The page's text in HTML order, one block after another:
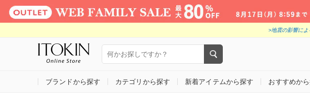
>地震の影響に
ブランドから探す カテゴリから探す 新着アイテムから探す おすすめか